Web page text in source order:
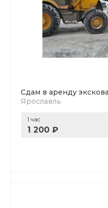
Сдам в аренду
Ярославль
1 час
1 200 ₽